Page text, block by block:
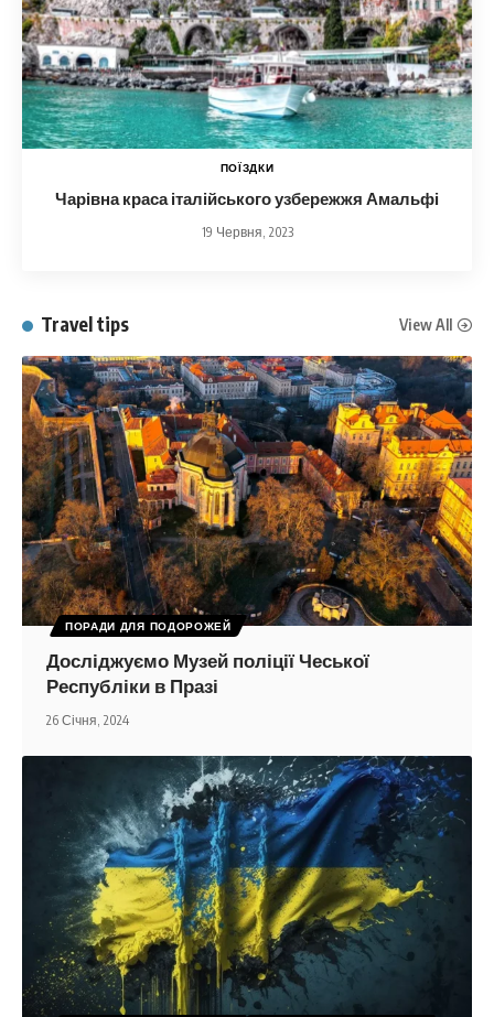
ПОЇЗДКИ
Чарівна краса італійського узбережжя Амальфі
19 Червня, 2023
Travel tips View All
ПОРАДИ ДЛЯ ПОДОРОЖЕЙ
Досліджуємо Музей поліції Чеської
Республіки в Празі
26 Січня, 2024